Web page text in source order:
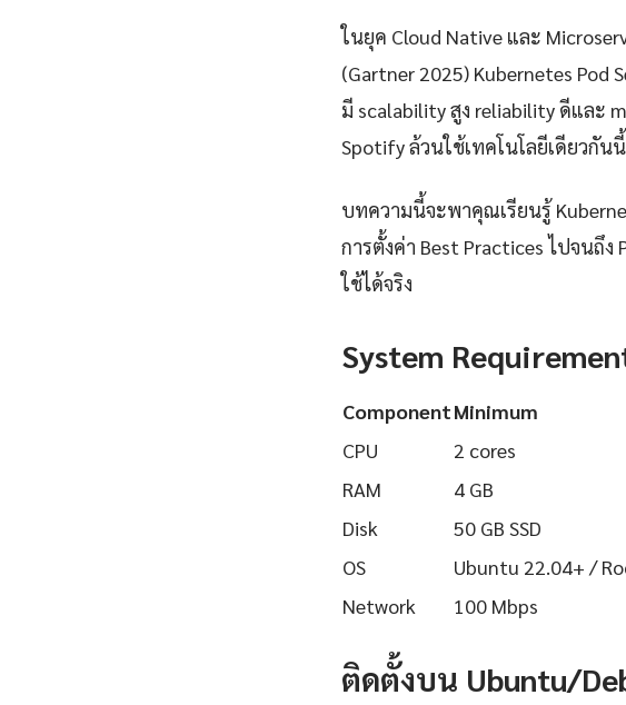
ในยุค Cloud Native และ
(Gartner 2025) Kubernetes
มี scalability สูง reliability ดีและ
Spotify ล้วนใช้เทคโนโลยีเดียวกันนี้
บทความนี้จะพาคุณเรียนรู้
การตั้งค่า Best Practices ไปจนถึ
ใช้ได้จริง
System
ComponentMinimum
CPU
2 cores
RAM
4 GB
Disk
50 GB SSD
OS
Ubuntu 22.04+ /
Network
100 Mbps
ติดตั้งบน Ubuntu/